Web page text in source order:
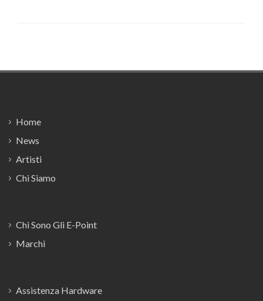
Home
News
Artisti
Chi Siamo
Chi Sono Gli E-Point
Marchi
Assistenza Hardware